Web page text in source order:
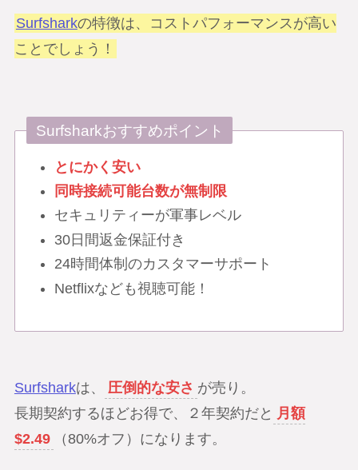
Surfsharkの特徴は、コストパフォーマンスが高い
ことでしょう！
Surfsharkおすすめポイント
とにかく安い
同時接続可能台数が無制限
セキュリティーが軍事レベル
30日間返金保証付き
24時間体制のカスタマーサポート
Netflixなども視聴可能！
Surfsharkは、 圧倒的な安さ が売り。
長期契約するほどお得で、２年契約だと 月額
$2.49
（80%オフ）になります。